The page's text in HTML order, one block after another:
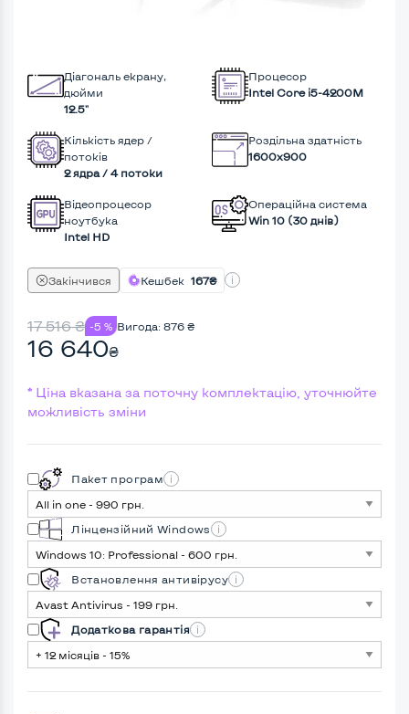
Діагональ екрану,
дюйми
12.5"
Процесор
Intel Core i5-4200M
Кількість ядер /
потоків
2 ядра / 4 потоки
Роздільна здатність
1600x900
Відеопроцесор
ноутбука
Intel HD
Операційна система
Win 10 (30 днів)
Закінчився Кешбек 167₴
17 516₴ -5 % Вигода: 876 ₴
16 640₴
* Ціна вказана за поточну комплектацію, уточнюйте
можливість зміни
Пакет програм
Лінцензійний Windows
Встановлення антивірусу
Додаткова гарантія